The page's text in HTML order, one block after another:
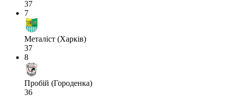
37
7
Металіст (Харків)
37
8
Пробій (Городенка)
36